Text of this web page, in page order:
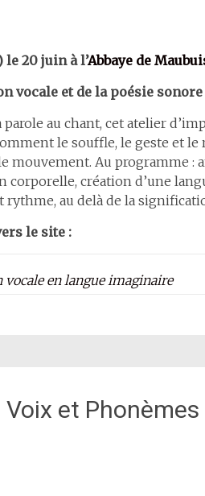
le 20 juin à l’Abbaye de
vocale et de la poésie sonore
parole au chant, cet atelier
le souffle, le geste et le
Au programme :
corporelle, création d’une
au delà de la
le site :
en langue imaginaire
et